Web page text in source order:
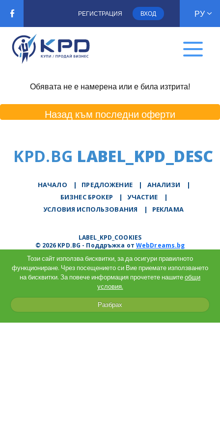
РЕГИСТРАЦИЯ ВХОД РУ
Обявата не е намерена или е била изтрита!
Назад към последни оферти
KPD.BG LABEL_KPD_DESC
НАЧАЛО | ПРЕДЛОЖЕНИЕ | АНАЛИЗИ
|
БИЗНЕС БРОКЕР
| УЧАСТИЕ
|
УСЛОВИЯ ИСПОЛЬЗОВАНИЯ
| РЕКЛАМА
LABEL_KPD_COOKIES
© 2026 KPD.BG - Поддръжка отWebDreams.bg
Този сайт използва бисквитки, за да осигури правилното
функциониране. Чрез посещението си Вие приемате използването
на бисквитки. За повече информация прочетете нашитеобщи
условия.
Разбрах